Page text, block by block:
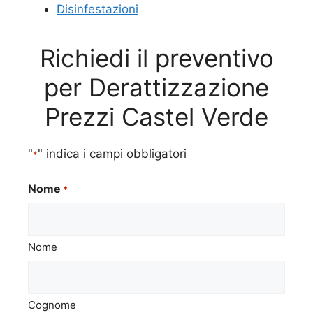
Disinfestazioni
Richiedi il preventivo
per Derattizzazione
Prezzi Castel Verde
"*" indica i campi obbligatori
Nome *
Nome
Cognome